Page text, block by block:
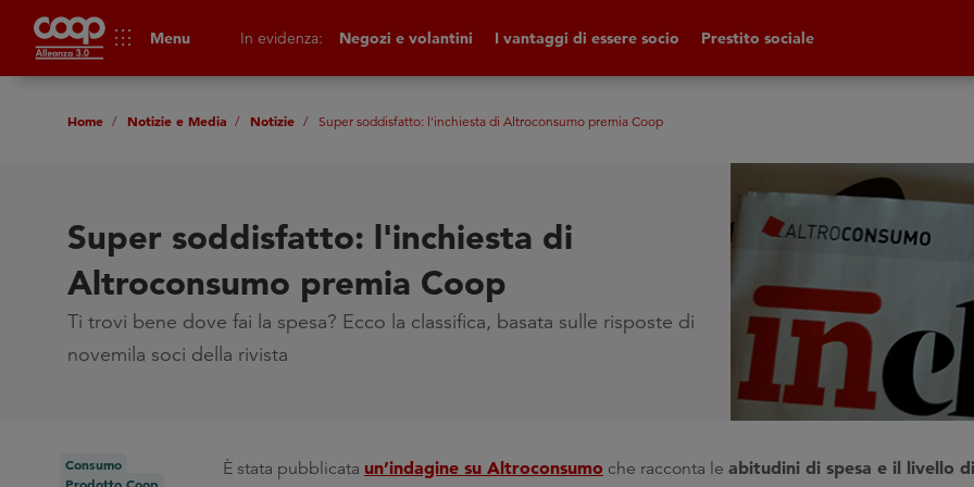
apps Menu In evidenza: Negozi e volantini I vantaggi di essere socio Prestito sociale
Home Notizie e Media Notizie Super soddisfatto: l'inchiesta di Altroconsumo premia Coop
Super soddisfatto: l'inchiesta di
Altroconsumo premia Coop
Ti trovi bene dove fai la spesa? Ecco la classifica, basata sulle risposte di
novemila soci della rivista
Consumo
È stata pubblicata un’indagine su Altroconsumo che racconta le abitudini di spesa e il livello